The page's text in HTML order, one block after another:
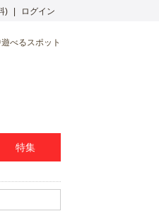
) ログイン
べるスポット
特集